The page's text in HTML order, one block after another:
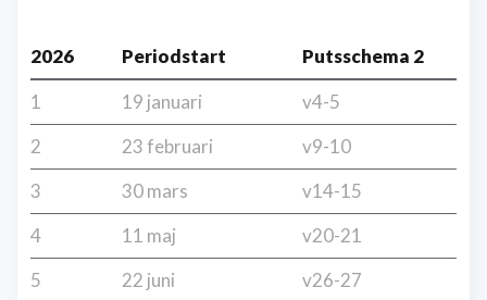
2026 Periodstart
Putsschema 2
1
19 januari
v4-5
2
23 februari
v9-10
3
30 mars
v14-15
4
11 maj
v20-21
5
22 juni
v26-27